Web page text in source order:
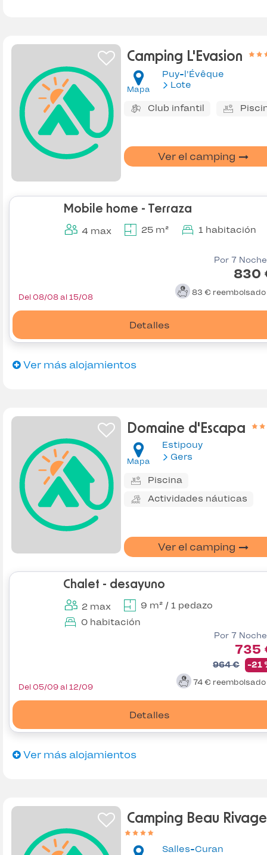
Camping L'Evasion
Mapa
Puy-l'Évêque
Lote
Club infantil
Ver el camping
Mobile home - Terraza
4 max 25 m² 1 habitación
Por 7
830
83 € reembolsado
Detalles
Del 08/08 al 15/08
Ver más alojamientos
Domaine d'Escapa
Mapa
Estipouy
Gers
Piscina
Actividades náuticas
Ver el camping
Chalet - desayuno
2 max
9 m² / 1 pedazo
0 habitación
Por 7
735
964 € -21
74 € reembolsado
Detalles
Del 05/09 al 12/09
Ver más alojamientos
Camping Beau Rivage
Salles-Curan